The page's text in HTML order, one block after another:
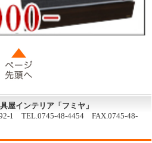
屋インテリア「フミヤ」
1 TEL.0745-48-4454 FAX.0745-48-